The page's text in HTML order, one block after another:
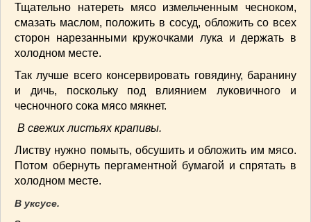
СЕМЬЯ(107)
ДОМ и ДАЧА(140)
ЛАЙФХАК
МОДА(102)
Тщательно натереть мясо измельченным чесноком,
смазать маслом, положить в сосуд, обложить со всех
сторон нарезанными кружочками лука и держать в
холодном месте.
Так лучше всего консервировать говядину, баранину
и дичь, поскольку под влиянием луковичного и
чесночного сока мясо мякнет.
В свежих листьях крапивы.
Листву нужно помыть, обсушить и обложить им мясо.
Потом обернуть пергаментной бумагой и спрятать в
холодном месте.
В уксусе.